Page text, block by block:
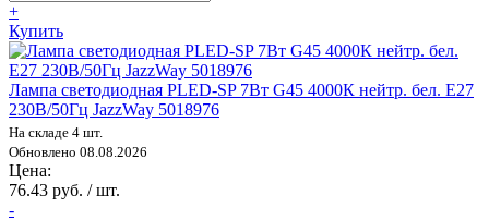
+
Купить
Лампа светодиодная PLED-SP 7Вт G45 4000К нейтр. бел. E27
230В/50Гц JazzWay 5018976
На складе 4 шт.
Обновлено 08.08.2026
Цена:
76.43 руб. / шт.
-